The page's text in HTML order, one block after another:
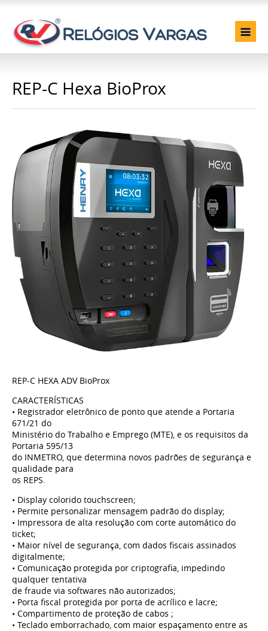
REP-C Hexa BioProx
REP-C HEXA ADV BioProx
CARACTERÍSTICAS
• Registrador eletrônico de ponto que atende a Portaria
671/21 do
Ministério do Trabalho e Emprego (MTE), e os requisitos da
Portaria 595/13
do INMETRO, que determina novos padrões de segurança e
qualidade para
os REPS.
• Display colorido touchscreen;
• Permite personalizar mensagem padrão do display;
• Impressora de alta resolução com corte automático do
ticket;
• Maior nível de segurança, com dados fiscais assinados
digitalmente;
• Comunicação protegida por criptografia, impedindo
qualquer tentativa
de fraude via softwares não autorizados;
• Porta fiscal protegida por porta de acrílico e lacre;
• Compartimento de proteção de cabos ;
• Teclado emborrachado, com maior espaçamento entre as